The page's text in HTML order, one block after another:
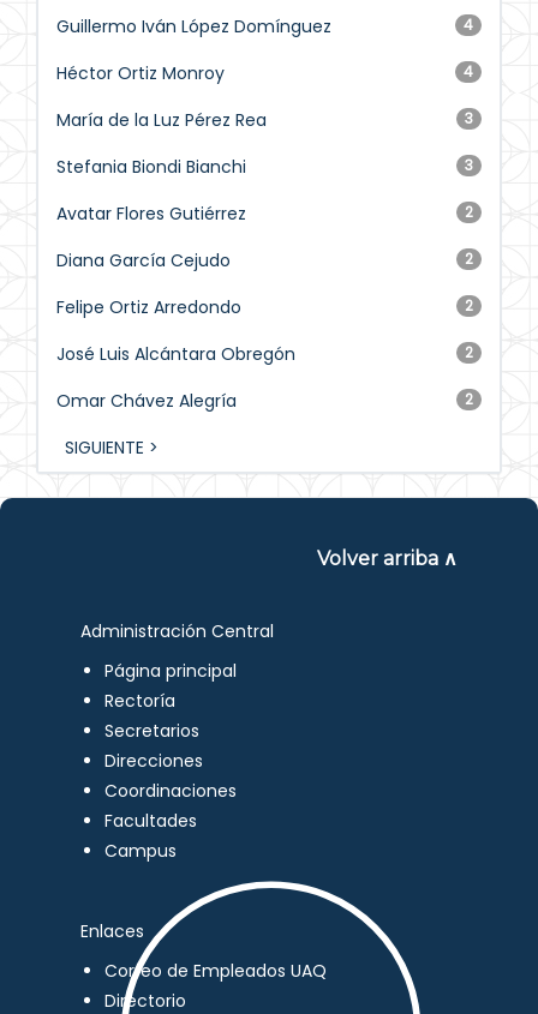
4
Guillermo Iván López Domínguez
4
Héctor Ortiz Monroy
3
María de la Luz Pérez Rea
3
Stefania Biondi Bianchi
2
Avatar Flores Gutiérrez
2
Diana García Cejudo
2
Felipe Ortiz Arredondo
2
José Luis Alcántara Obregón
2
Omar Chávez Alegría
SIGUIENTE >
Volver arriba ∧
Administración Central
Página principal
Rectoría
Secretarios
Direcciones
Coordinaciones
Facultades
Campus
Enlaces
Correo de Empleados UAQ
Directorio